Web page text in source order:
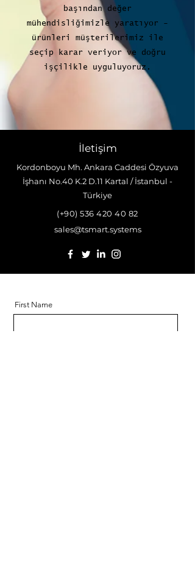
başından değer
mühendisliğimizle yaratıyor -
ürünleri müşterilerimiz ile
seçip karar veriyor ve doğru
işçilikle uyguluyoruz.
İletişim
Kordonboyu Mh. Ankara Caddesi Özyuva
İşhanı No.40 K.2 D.11 Kartal / İstanbul -
Türkiye
(+90)536 420 40 82
sales@tsmart.systems
First Name